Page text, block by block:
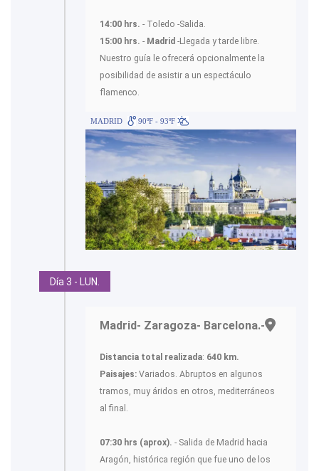
14:00 hrs. - Toledo -Salida.
15:00 hrs. - Madrid -Llegada y tarde libre.
Nuestro guía le ofrecerá opcionalmente la
posibilidad de asistir a un espectáculo
flamenco.
MADRID 90ºF - 93ºF
Día 3 - LUN.
Madrid- Zaragoza- Barcelona.-
Distancia total realizada: 640 km.
Paisajes: Variados. Abruptos en algunos
tramos, muy áridos en otros, mediterráneos
al final.
07:30 hrs (aprox). - Salida de Madrid hacia
Aragón, histórica región que fue uno de los